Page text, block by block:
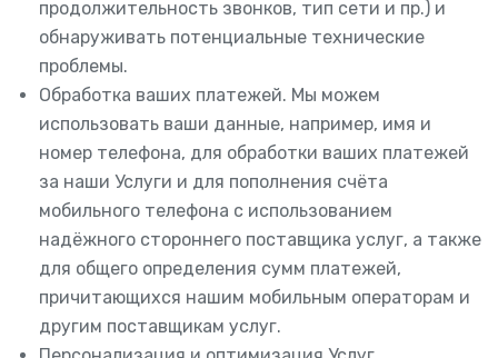
продолжительность звонков, тип сети и пр.) и
обнаруживать потенциальные технические
проблемы.
Обработка ваших платежей. Мы можем
использовать ваши данные, например, имя и
номер телефона, для обработки ваших платежей
за наши Услуги и для пополнения счёта
мобильного телефона с использованием
надёжного стороннего поставщика услуг, а также
для общего определения сумм платежей,
причитающихся нашим мобильным операторам и
другим поставщикам услуг.